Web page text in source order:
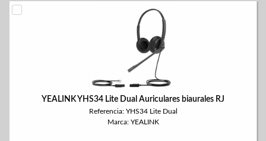
YEALINK YHS34 Lite Dual Auriculares biaurales RJ
Referencia: YHS34 Lite Dual
Marca: YEALINK